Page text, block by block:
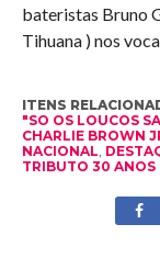
bateristas Bruno
Tihuana ) nos
ITENS
"SO OS LOUCOS
CHARLIE BROWN
NACIONAL,
TRIBUTO 30 ANOS